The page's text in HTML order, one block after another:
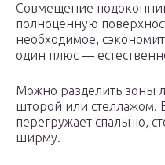
Совмещение
полноценную
необходимое,
один плюс —
Можно разделить зоны
шторой или стеллажом.
перегружает спальню,
ширму.